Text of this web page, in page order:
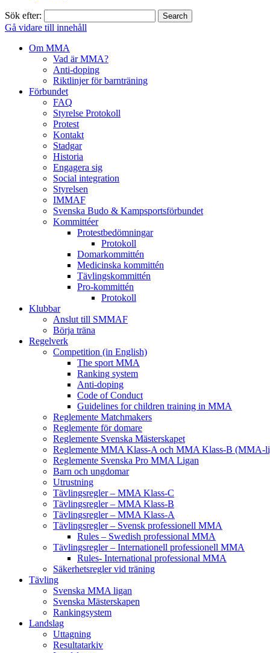
Sök efter:
Gå vidare till innehåll
Om MMA
Vad är MMA?
Anti-doping
Riktlinjer för barnträning
Förbundet
FAQ
Styrelse Protokoll
Protest
Kontakt
Stadgar
Historia
Engagera sig
Social integration
Styrelsen
IMMAF
Svenska Budo & Kampsportsförbundet
Kommittéer
Protestbedömningar
Protokoll
Domarkommittén
Medicinska kommittén
Tävlingskommittén
Pro-kommittén
Protokoll
Klubbar
Anslut till SMMAF
Börja träna
Regelverk
Competition (in English)
The sport MMA
Ranking system
Anti-doping
Code of Conduct
Guidelines for children training in MMA
Reglemente Matchmakers
Reglemente för domare
Reglemente Svenska Mästerskapet
Reglemente MMA Klass-A och MMA Klass-B (MMA-
Reglemente Svenska Pro MMA Ligan
Barn och ungdomar
Utrustning
Tävlingsregler – MMA Klass-C
Tävlingsregler – MMA Klass-B
Tävlingsregler – MMA Klass-A
Tävlingsregler – Svensk professionell MMA
Rules – Swedish professional MMA
Tävlingsregler – Internationell professionell MMA
Rules- International professional MMA
Säkerhetsregler vid träning
Tävling
Svenska MMA ligan
Svenska Mästerskapen
Rankingsystem
Landslag
Uttagning
Resultatarkiv